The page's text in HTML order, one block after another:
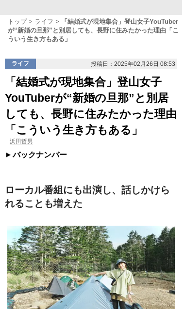
トップ ライフ
「結婚式が現地集合」登山女子YouTuber
が“新婚の旦那”と別居しても、長野に住みたかった理由「こ
ういう生き方もある」
ライフ 投稿日：2025年02月26日 08:53
「結婚式が現地集合」登山女子
YouTuberが“新婚の旦那”と別居
しても、長野に住みたかった理由
「こういう生き方もある」
浜田哲男
バックナンバー
ローカル番組にも出演し、話しかけら
れることも増えた